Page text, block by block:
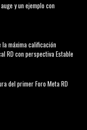
y un ejemplo con
máxima calificación
RD con perspectiva Estable
del primer Foro Meta RD